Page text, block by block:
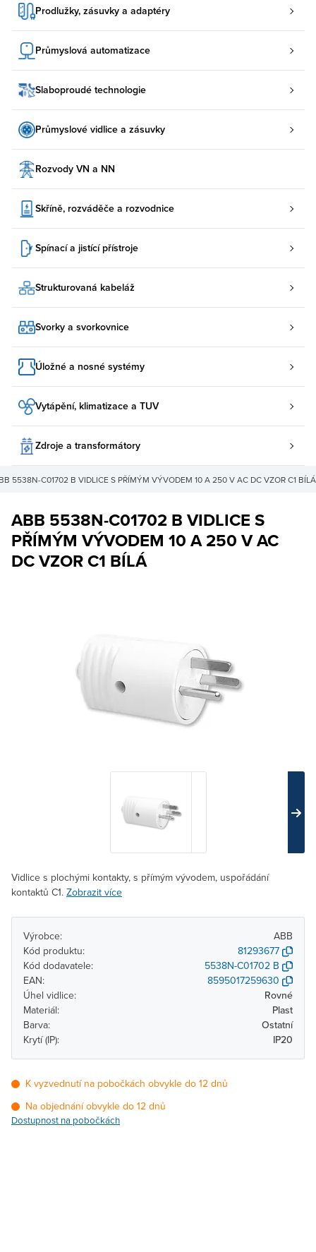
Prodlužky, zásuvky a adaptéry
Průmyslová automatizace
Slaboproudé technologie
Průmyslové vidlice a zásuvky
Rozvody VN a NN
Skříně, rozváděče a rozvodnice
Spínací a jistící přístroje
Strukturovaná kabeláž
Svorky a svorkovnice
Úložné a nosné systémy
Vytápění, klimatizace a TUV
Zdroje a transformátory
5538N-C01702 B VIDLICE S PŘÍMÝM VÝVODEM 10 A 250 V AC DC VZOR C1 BÍLÁ
ABB 5538N-C01702 B VIDLICE S
PŘÍMÝM VÝVODEM 10 A 250 V AC
DC VZOR C1 BÍLÁ
Vidlice s plochými kontakty, s přímým vývodem, uspořádání
kontaktů C1. Zobrazit více
Výrobce:
ABB
Kód produktu:
81293677
Kód dodavatele:
5538N-C01702 B
EAN:
8595017259630
Úhel vidlice:
Rovné
Materiál:
Plast
Barva:
Ostatní
Krytí (IP):
IP20
K vyzvednutí na pobočkách obvykle do 12 dnů
Na objednání obvykle do 12 dnů
Dostupnost na pobočkách